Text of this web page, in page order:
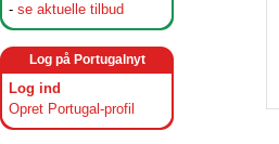
- se aktuelle tilbud
Log på Portugalnyt
Log ind
Opret Portugal-profil